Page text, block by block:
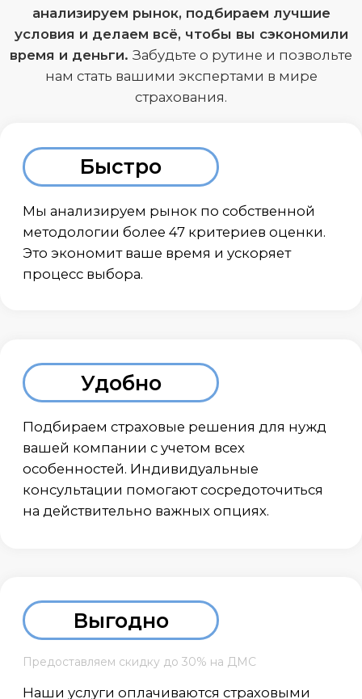
АРС страхование — это лучшая
консалтинговая компания по
подбору страховых программ для
юридических лиц
Выгодно
Наши услуги оплачиваются страховыми
профессиональный консалтинг бесплатно, а
Предоставляем скидку до 30% на ДМС